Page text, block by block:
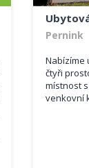
Pernink
Nabízíme
čtyři
místnost
venkovní